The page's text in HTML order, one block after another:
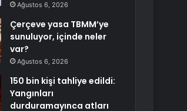
Ağustos 6, 2026
Çerçeve yasa TBMM’ye
sunuluyor, içinde neler
var?
Ağustos 6, 2026
150 bin kişi tahliye edildi:
Yangınları
durduramayınca atları